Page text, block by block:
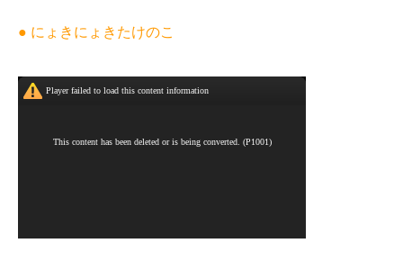
● にょきにょきたけのこ